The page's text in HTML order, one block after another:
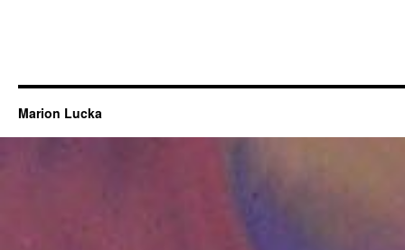
Marion Lucka